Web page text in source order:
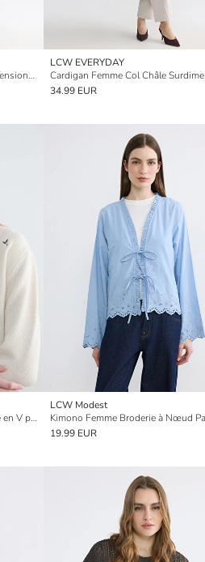
Cardigan Femme Col Châle Surdimensionné Tricot
LCW EVERYDAY
34.99 EUR
Cardigan en tricot brodé à encolure en V pour femme
LCW Modest
Kimono Femme Broderie à Nœud
19.99 EUR